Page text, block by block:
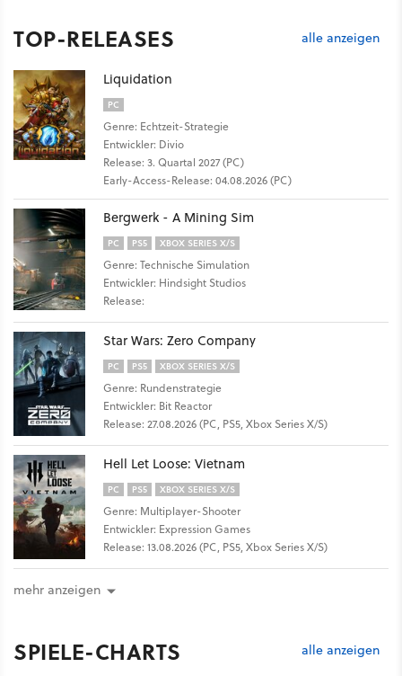
TOP-RELEASES alle anzeigen
Liquidation
PC
Genre: Echtzeit-Strategie
Entwickler: Divio
Release: 3. Quartal 2027 (PC)
Early-Access-Release: 04.08.2026 (PC)
Bergwerk - A Mining Sim
PC PS5 XBOX SERIES X/S
Genre: Technische Simulation
Entwickler: Hindsight Studios
Release:
Star Wars: Zero Company
PC PS5 XBOX SERIES X/S
Genre: Rundenstrategie
Entwickler: Bit Reactor
Release: 27.08.2026 (PC, PS5, Xbox Series X/S)
Hell Let Loose: Vietnam
PC PS5 XBOX SERIES X/S
Genre: Multiplayer-Shooter
Entwickler: Expression Games
Release: 13.08.2026 (PC, PS5, Xbox Series X/S)
mehr anzeigen
SPIELE-CHARTS alle anzeigen